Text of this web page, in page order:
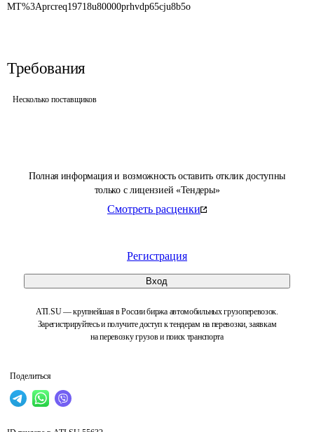
Полная информация и возможность оставить отклик доступны
только с лицензией «Тендеры»
Смотреть расценки
Регистрация
Вход
ATI.SU — крупнейшая в России биржа автомобильных грузоперевозок.
Зарегистрируйтесь и получите доступ к тендерам на перевозки, заявкам
на перевозку грузов и поиск транспорта
Поделиться
MT%3Aprcreq19718u80000prhvdp65cju8b5o
Требования
Несколько поставщиков